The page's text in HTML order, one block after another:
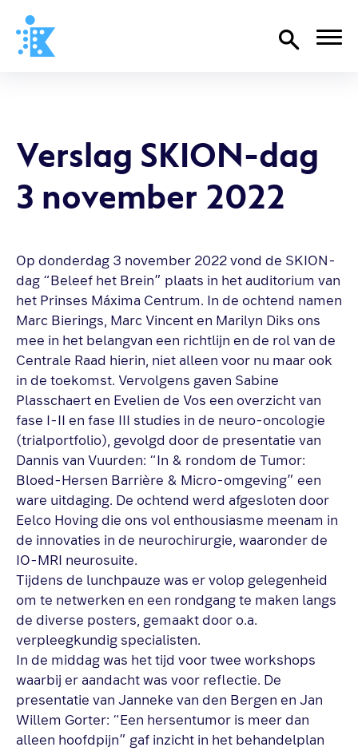
Verslag SKION-dag
3 november 2022
Op donderdag 3 november 2022 vond de SKION-
dag “Beleef het Brein” plaats in het auditorium van
het Prinses Máxima Centrum. In de ochtend namen
Marc Bierings, Marc Vincent en Marilyn Diks ons
mee in het belangvan een richtlijn en de rol van de
Centrale Raad hierin, niet alleen voor nu maar ook
in de toekomst. Vervolgens gaven Sabine
Plasschaert en Evelien de Vos een overzicht van
fase I-II en fase III studies in de neuro-oncologie
(trialportfolio), gevolgd door de presentatie van
Dannis van Vuurden: “In & rondom de Tumor:
Bloed-Hersen Barrière & Micro-omgeving” een
ware uitdaging. De ochtend werd afgesloten door
Eelco Hoving die ons vol enthousiasme meenam in
de innovaties in de neurochirurgie, waaronder de
IO-MRI neurosuite.
Tijdens de lunchpauze was er volop gelegenheid
om te netwerken en een rondgang te maken langs
de diverse posters, gemaakt door o.a.
verpleegkundig specialisten.
In de middag was het tijd voor twee workshops
waarbij er aandacht was voor reflectie. De
presentatie van Janneke van den Bergen en Jan
Willem Gorter: “Een hersentumor is meer dan
alleen hoofdpijn” gaf inzicht in het behandelplan
Over SKION
Wat we doen
Organisatie
SKION-dagen
Steun ons